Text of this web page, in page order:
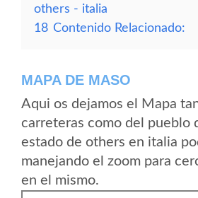
others - italia
18 Contenido Relacionado:
MAPA DE MASO
Aqui os dejamos el Mapa
carreteras como del pueblo
estado de others en italia
manejando el zoom para
en el mismo.